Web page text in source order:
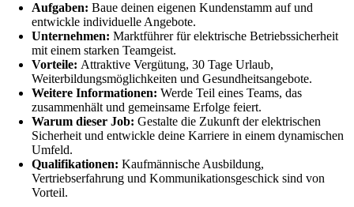
Aufgaben: Baue deinen eigenen Kundenstamm auf und
entwickle individuelle Angebote.
Unternehmen: Marktführer für elektrische Betriebssicherheit
mit einem starken Teamgeist.
Vorteile: Attraktive Vergütung, 30 Tage Urlaub,
Weiterbildungsmöglichkeiten und Gesundheitsangebote.
Weitere Informationen: Werde Teil eines Teams, das
zusammenhält und gemeinsame Erfolge feiert.
Warum dieser Job: Gestalte die Zukunft der elektrischen
Sicherheit und entwickle deine Karriere in einem dynamischen
Umfeld.
Qualifikationen: Kaufmännische Ausbildung,
Vertriebserfahrung und Kommunikationsgeschick sind von
Vorteil.